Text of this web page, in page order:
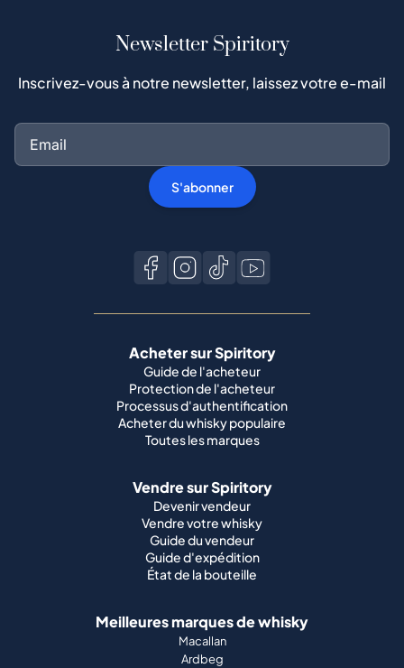
Newsletter Spiritory
Inscrivez-vous à notre newsletter, laissez votre e-mail
S'abonner
Acheter sur Spiritory
Guide de l'acheteur
Protection de l'acheteur
Processus d'authentification
Acheter du whisky populaire
Toutes les marques
Vendre sur Spiritory
Devenir vendeur
Vendre votre whisky
Guide du vendeur
Guide d'expédition
État de la bouteille
Meilleures marques de whisky
Macallan
Ardbeg